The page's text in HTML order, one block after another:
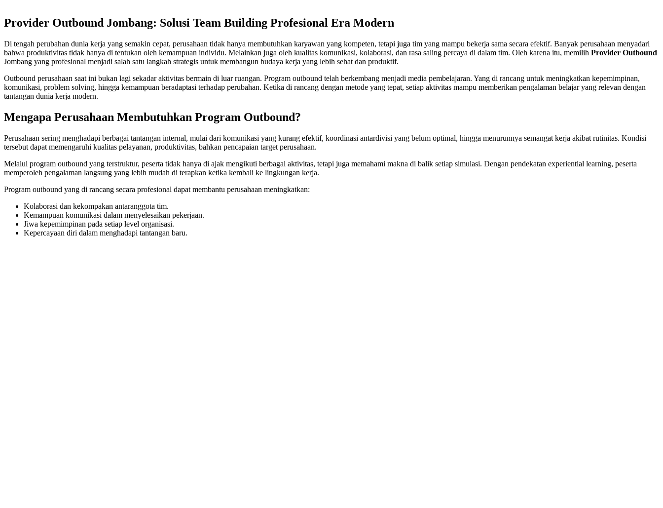
Provider Outbound Jombang: Solusi Team Building Profesional Era Modern
Di tengah perubahan dunia kerja yang semakin cepat, perusahaan tidak hanya membutuhkan karyawan yang kompeten, tetapi juga tim yang mampu bekerja sama secara efektif. Banyak perusahaan menyadari
bahwa produktivitas tidak hanya di tentukan oleh kemampuan individu. Melainkan juga oleh kualitas komunikasi, kolaborasi, dan rasa saling percaya di dalam tim. Oleh karena itu, memilih Provider Outbound
Jombang yang profesional menjadi salah satu langkah strategis untuk membangun budaya kerja yang lebih sehat dan produktif.
Outbound perusahaan saat ini bukan lagi sekadar aktivitas bermain di luar ruangan. Program outbound telah berkembang menjadi media pembelajaran. Yang di rancang untuk meningkatkan kepemimpinan,
komunikasi, problem solving, hingga kemampuan beradaptasi terhadap perubahan. Ketika di rancang dengan metode yang tepat, setiap aktivitas mampu memberikan pengalaman belajar yang relevan dengan
tantangan dunia kerja modern.
Mengapa Perusahaan Membutuhkan Program Outbound?
Perusahaan sering menghadapi berbagai tantangan internal, mulai dari komunikasi yang kurang efektif, koordinasi antardivisi yang belum optimal, hingga menurunnya semangat kerja akibat rutinitas. Kondisi
tersebut dapat memengaruhi kualitas pelayanan, produktivitas, bahkan pencapaian target perusahaan.
Melalui program outbound yang terstruktur, peserta tidak hanya di ajak mengikuti berbagai aktivitas, tetapi juga memahami makna di balik setiap simulasi. Dengan pendekatan experiential learning, peserta
memperoleh pengalaman langsung yang lebih mudah di terapkan ketika kembali ke lingkungan kerja.
Program outbound yang di rancang secara profesional dapat membantu perusahaan meningkatkan:
Kolaborasi dan kekompakan antaranggota tim.
Kemampuan komunikasi dalam menyelesaikan pekerjaan.
Jiwa kepemimpinan pada setiap level organisasi.
Kepercayaan diri dalam menghadapi tantangan baru.